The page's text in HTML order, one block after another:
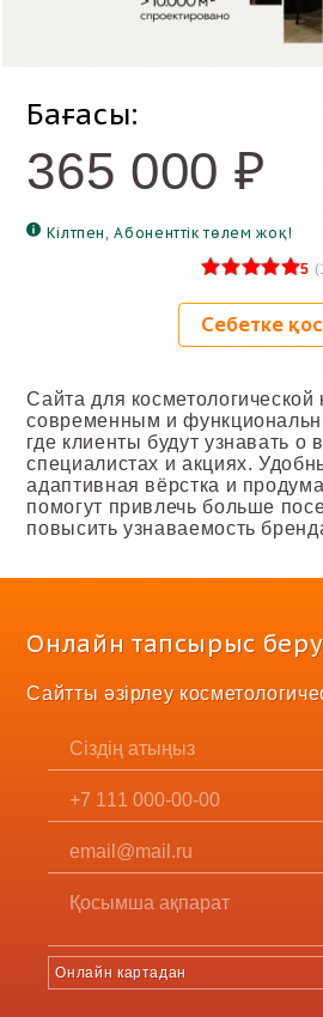
Онлайн тапсырыс беру
Сайтты әзірлеу
Онлайн картадан
Бағасы:
365 000 ₽
Кілтпен, Абоненттік төлем жоқ!
5 (
Сайта для косметологической
современным и
где клиенты будут узнавать о
специалистах и акциях.
адаптивная вёрстка и
помогут привлечь больше
повысить узнаваемость
Себетке